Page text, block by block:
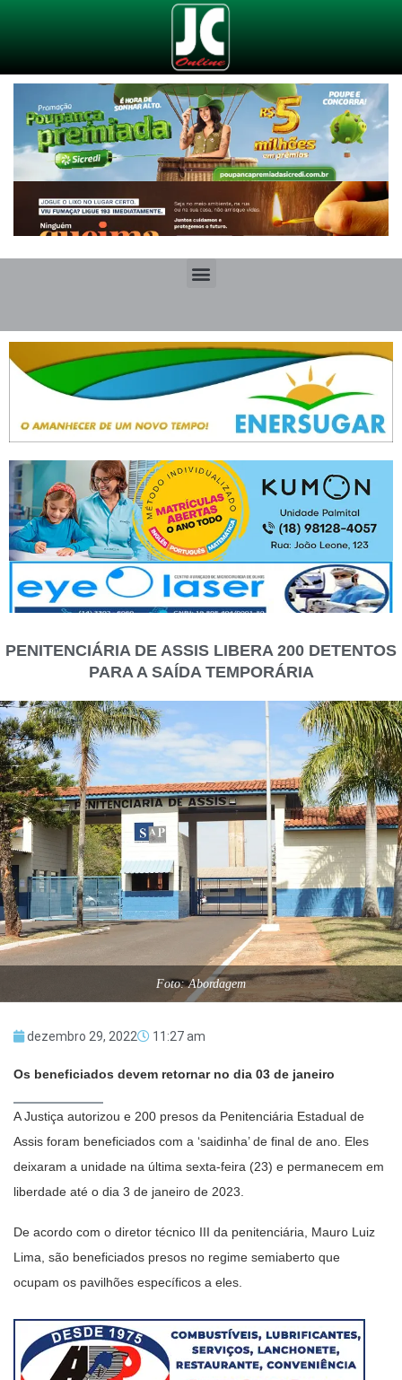
PENITENCIÁRIA DE ASSIS LIBERA 200 DETENTOS
PARA A SAÍDA TEMPORÁRIA
Foto: Abordagem
dezembro 29, 2022 11:27 am
Os beneficiados devem retornar no dia 03 de janeiro
A Justiça autorizou e 200 presos da Penitenciária Estadual de
Assis foram beneficiados com a ‘saidinha’ de final de ano. Eles
deixaram a unidade na última sexta-feira (23) e permanecem em
liberdade até o dia 3 de janeiro de 2023.
De acordo com o diretor técnico III da penitenciária, Mauro Luiz
Lima, são beneficiados presos no regime semiaberto que
ocupam os pavilhões específicos a eles.